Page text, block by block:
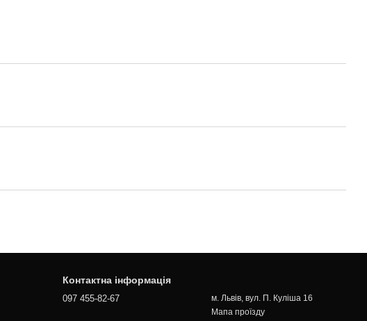
Контактна інформація
097 455-82-67
м. Львів, вул. П. Куліша 16
Мапа проїзду